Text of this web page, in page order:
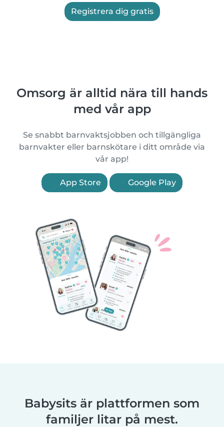
Registrera dig gratis
Omsorg är alltid nära till hands
med vår app
Se snabbt barnvaktsjobben och tillgängliga
barnvakter eller barnskötare i ditt område via
vår app!
App Store Google Play
Babysits är plattformen som
familjer litar på mest.